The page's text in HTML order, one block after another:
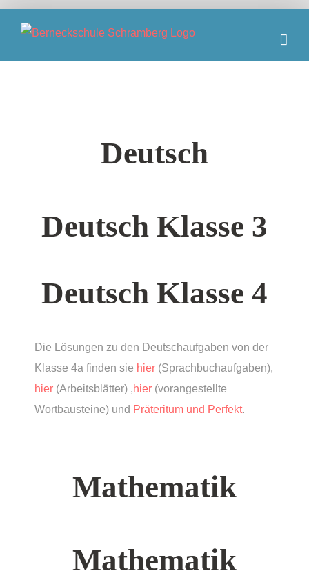
springen
Deutsch
Deutsch Klasse 3
Deutsch Klasse 4
Die Lösungen zu den Deutschaufgaben von der
Klasse 4a finden sie hier (Sprachbuchaufgaben),
hier (Arbeitsblätter) ,hier (vorangestellte
Wortbausteine) und Präteritum und Perfekt.
Mathematik
Mathematik